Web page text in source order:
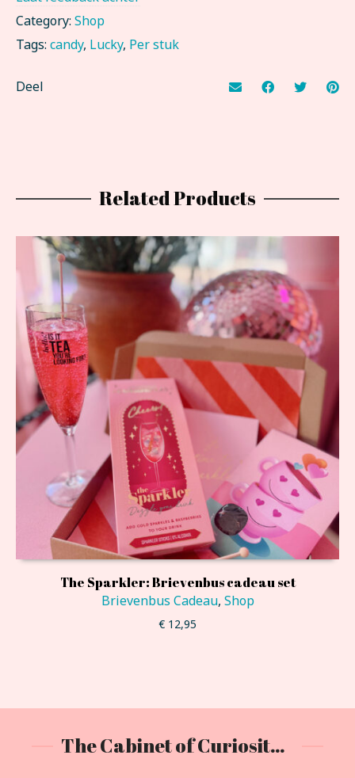
Category: Shop
Tags: candy, Lucky, Per stuk
Deel
Related Products
The Sparkler: Brievenbus cadeau set
Brievenbus Cadeau, Shop
€ 12,95
The Cabinet of Curiositeas